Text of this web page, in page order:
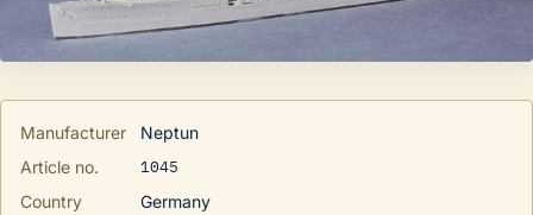
Manufacturer
Neptun
Article no.
1045
Country
Germany